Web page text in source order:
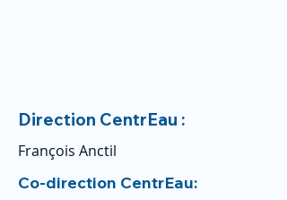
Direction CentrEau :
François Anctil
Co-direction CentrEau: